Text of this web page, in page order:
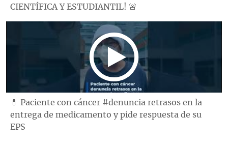
CIENTÍFICA Y ESTUDIANTIL! 🚨
💊 Paciente con cáncer #denuncia retrasos en la
entrega de medicamento y pide respuesta de su
EPS